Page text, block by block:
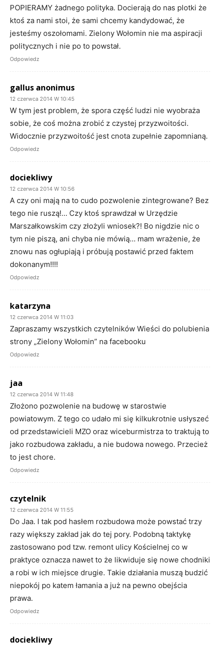
POPIERAMY żadnego polityka. Docierają do nas plotki że
ktoś za nami stoi, że sami chcemy kandydować, że
jesteśmy oszołomami. Zielony Wołomin nie ma aspiracji
politycznych i nie po to powstał.
Odpowiedz
gallus anonimus
12 czerwca 2014 W 10:45
W tym jest problem, że spora część ludzi nie wyobraża
sobie, że coś można zrobić z czystej przyzwoitości.
Widocznie przyzwoitość jest cnota zupełnie zapomnianą.
Odpowiedz
dociekliwy
12 czerwca 2014 W 10:56
A czy oni mają na to cudo pozwolenie zintegrowane? Bez
tego nie ruszą!… Czy ktoś sprawdzał w Urzędzie
Marszałkowskim czy złożyli wniosek?! Bo nigdzie nic o
tym nie piszą, ani chyba nie mówią… mam wrażenie, że
znowu nas ogłupiają i próbują postawić przed faktem
dokonanym!!!!
Odpowiedz
katarzyna
12 czerwca 2014 W 11:03
Zapraszamy wszystkich czytelników Wieści do polubienia
strony „Zielony Wołomin” na facebooku
Odpowiedz
jaa
12 czerwca 2014 W 11:48
Złożono pozwolenie na budowę w starostwie
powiatowym. Z tego co udało mi się kilkukrotnie usłyszeć
od przedstawicieli MZO oraz wiceburmistrza to traktują to
jako rozbudowa zakładu, a nie budowa nowego. Przecież
to jest chore.
Odpowiedz
czytelnik
12 czerwca 2014 W 11:55
Do Jaa. I tak pod hasłem rozbudowa może powstać trzy
razy większy zakład jak do tej pory. Podobną taktykę
zastosowano pod tzw. remont ulicy Kościelnej co w
praktyce oznacza nawet to że likwiduje się nowe chodniki
a robi w ich miejsce drugie. Takie działania muszą budzić
niepokój po katem łamania a już na pewno obejścia
prawa.
Odpowiedz
dociekliwy